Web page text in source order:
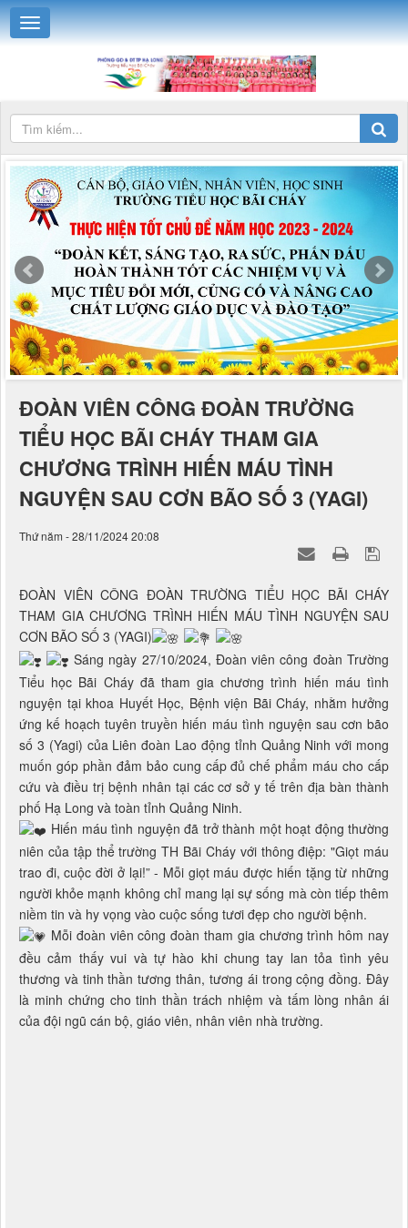
ĐOÀN VIÊN CÔNG ĐOÀN TRƯỜNG
TIỂU HỌC BÃI CHÁY THAM GIA
CHƯƠNG TRÌNH HIẾN MÁU TÌNH
NGUYỆN SAU CƠN BÃO SỐ 3 (YAGI)
Thứ năm - 28/11/2024 20:08
ĐOÀN VIÊN CÔNG ĐOÀN TRƯỜNG TIỂU HỌC BÃI CHÁY
THAM GIA CHƯƠNG TRÌNH HIẾN MÁU TÌNH NGUYỆN SAU
CƠN BÃO SỐ 3 (YAGI)
Sáng ngày 27/10/2024, Đoàn viên công đoàn Trường
Tiểu học Bãi Cháy đã tham gia chương trình hiến máu tình
nguyện tại khoa Huyết Học, Bệnh viện Bãi Cháy, nhằm hưởng
ứng kế hoạch tuyên truyền hiến máu tình nguyện sau cơn bão
số 3 (Yagi) của Liên đoàn Lao động tỉnh Quảng Ninh với mong
muốn góp phần đảm bảo cung cấp đủ chế phẩm máu cho cấp
cứu và điều trị bệnh nhân tại các cơ sở y tế trên địa bàn thành
phố Hạ Long và toàn tỉnh Quảng Ninh.
Hiến máu tình nguyện đã trở thành một hoạt động thường
niên của tập thể trường TH Bãi Cháy với thông điệp: "Giọt máu
trao đi, cuộc đời ở lại!” - Mỗi giọt máu được hiến tặng từ những
người khỏe mạnh không chỉ mang lại sự sống mà còn tiếp thêm
niềm tin và hy vọng vào cuộc sống tươi đẹp cho người bệnh.
Mỗi đoàn viên công đoàn tham gia chương trình hôm nay
đều cảm thấy vui và tự hào khi chung tay lan tỏa tình yêu
thương và tinh thần tương thân, tương ái trong cộng đồng. Đây
là minh chứng cho tinh thần trách nhiệm và tấm lòng nhân ái
của đội ngũ cán bộ, giáo viên, nhân viên nhà trường.